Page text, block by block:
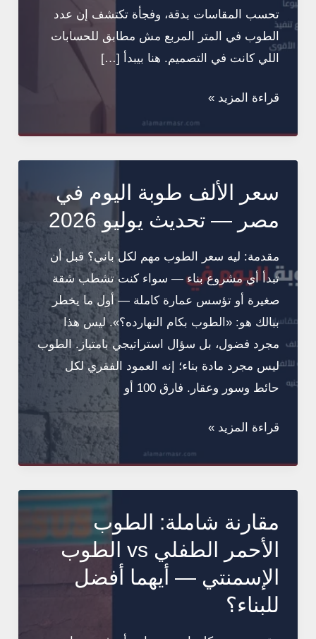
تحسب المقاسات بدقة، وفجأة تكتشف إن عدد
الطوب في المتر المربع مش مطابق للحسابات
اللي كانت في التصميم. هنا بيبدأ […]
مقاسات
القياسية
في
دليل
كامل
بالأبعاد
والمواصفات
قراءة المزيد »
سعر الألف طوبة اليوم في
مصر — تحديث يوليو 2026
مقدمة: ليه سعر الطوب مهم لكل باني؟ قبل أن
تبدأ أي مشروع بناء — سواء كنت تشطب شقة
صغيرة أو تؤسس عمارة كاملة — أول ما يخطر
ببالك هو: «الطوب بكام النهارده؟». ليس هذا
مجرد فضول، بل سؤال استراتيجي بامتياز. الطوب
ليس مجرد مادة بناء؛ إنه العمود الفقري لكل
حائط وسور وعقار. فارق 100 أو
سعر
طوبة
اليوم
في
مصر
—
تحديث
يوليو
قراءة المزيد »
مقارنة شاملة: الطوب
الأحمر الطفلي vs الطوب
الإسمنتي — أيهما أفضل
للبناء؟